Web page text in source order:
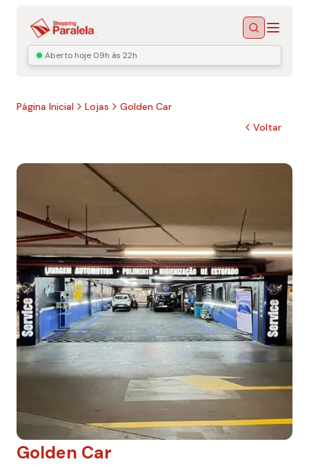
BuscarMenu
Aberto hoje 09h às 22h
Página Inicial Lojas
Golden Car
Voltar
Golden Car